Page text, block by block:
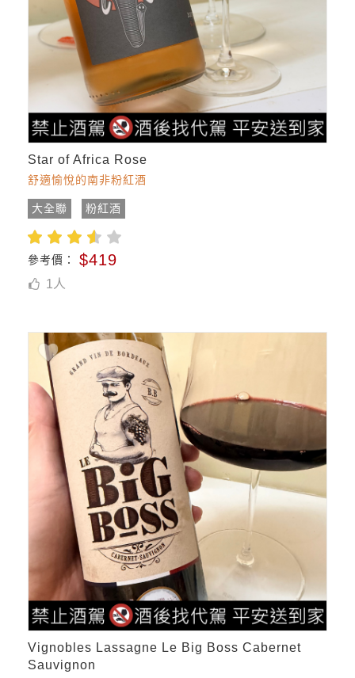
Star of Africa Rose
舒適愉悅的南非粉紅酒
大全聯 粉紅酒
參考價： $419
1 人
Vignobles Lassagne Le Big Boss Cabernet
Sauvignon